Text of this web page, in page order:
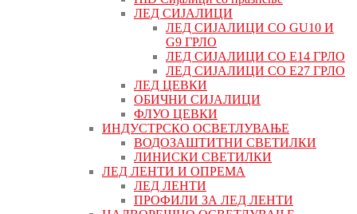
ЛЕД СИЈАЛИЦИ
ЛЕД СИЈАЛИЦИ СО GU10 И
G9 ГРЛО
ЛЕД СИЈАЛИЦИ СО Е14 ГРЛО
ЛЕД СИЈАЛИЦИ СО Е27 ГРЛО
ЛЕД ЦЕВКИ
ОБИЧНИ СИЈАЛИЦИ
ФЛУО ЦЕВКИ
ИНДУСТРСКО ОСВЕТЛУВАЊЕ
ВОДОЗАШТИТНИ СВЕТИЛКИ
ЛИНИСКИ СВЕТИЛКИ
ЛЕД ЛЕНТИ И ОПРЕМА
ЛЕД ЛЕНТИ
ПРОФИЛИ ЗА ЛЕД ЛЕНТИ